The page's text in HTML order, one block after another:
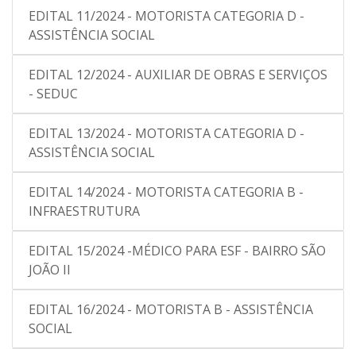
EDITAL 11/2024 - MOTORISTA CATEGORIA D -
ASSISTÊNCIA SOCIAL
EDITAL 12/2024 - AUXILIAR DE OBRAS E SERVIÇOS
- SEDUC
EDITAL 13/2024 - MOTORISTA CATEGORIA D -
ASSISTÊNCIA SOCIAL
EDITAL 14/2024 - MOTORISTA CATEGORIA B -
INFRAESTRUTURA
EDITAL 15/2024 -MÉDICO PARA ESF - BAIRRO SÃO
JOÃO II
EDITAL 16/2024 - MOTORISTA B - ASSISTÊNCIA
SOCIAL